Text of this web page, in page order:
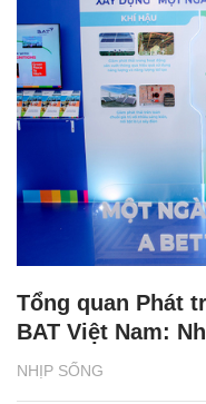
NHỊP SỐNG
Tổng quan Phát
BAT Việt Nam: